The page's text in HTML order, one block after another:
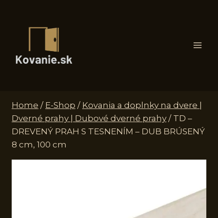
Home / E-Shop / Kovania a doplnky na dvere |
Dverné prahy | Dubové dverné prahy / TD –
DREVENÝ PRAH S TESNENÍM – DUB BRÚSENÝ
8 cm, 100 cm